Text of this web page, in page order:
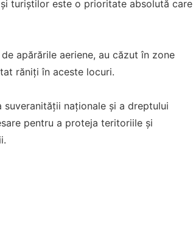
turiștilor este o prioritate absolută care
apărările aeriene, au căzut în zone
răniți în aceste locuri.
naționale și a dreptului
pentru a proteja teritoriile și